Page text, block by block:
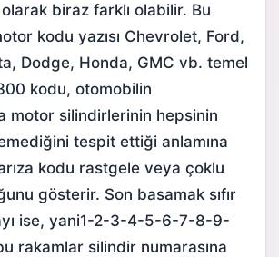
biraz farklı olabilir. Bu
kodu yazısı Chevrolet, Ford,
Dodge, Honda, GMC vb. temel
kodu, otomobilin
motor silindirlerinin hepsinin
tespit ettiği anlamına
kodu rastgele veya çoklu
gösterir. Son basamak sıfır
ise, yani1-2-3-4-5-6-7-8-9-
rakamlar silindir numarasına